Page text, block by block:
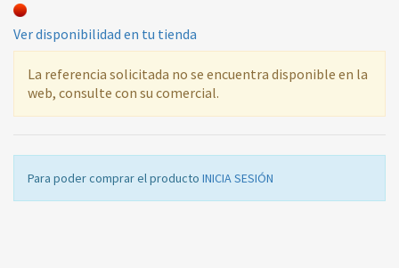
Ver disponibilidad en tu tienda
La referencia solicitada no se encuentra disponible en la
web, consulte con su comercial.
Para poder comprar el producto INICIA SESIÓN